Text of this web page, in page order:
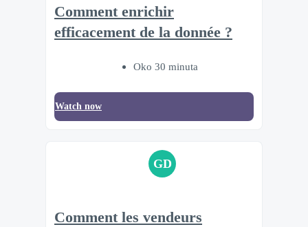
Comment enrichir
efficacement de la donnée ?
Oko 30 minuta
Watch now
GD
Comment les vendeurs